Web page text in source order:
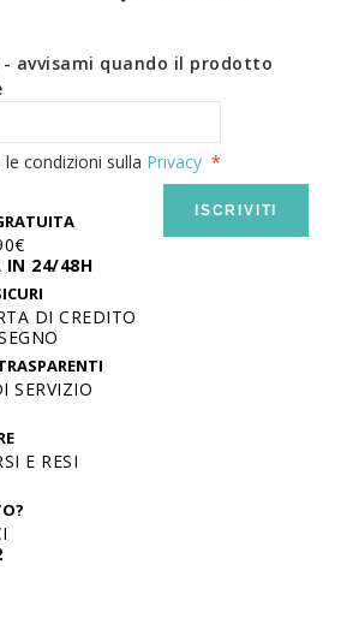
avvisami quando il prodotto
condizioni sulla Privacy
ISCRIVITI
IN 24/48H
DI CREDITO
SERVIZIO
E RESI